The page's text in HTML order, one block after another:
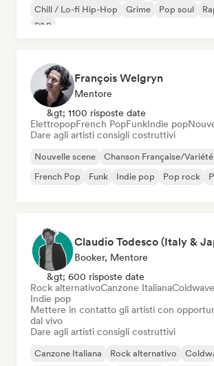
Chill / Lo-fi Hip-Hop
Grime Pop soul
R&B
François Welgryn
Mentore
&gt; 1100 risposte date
ElettropopFrench PopFunkIndie pop
Dare agli artisti consigli costruttivi
Nouvelle scene Chanson Française/Variété
French Pop
Funk Indie pop Pop rock
Claudio Todesco (Italy &
Booker, Mentore
&gt; 600 risposte date
Rock alternativoCanzone ItalianaColdwave
Indie pop
Mettere in contatto gli artisti con
dal vivo
Dare agli artisti consigli costruttivi
Canzone Italiana Rock alternativo